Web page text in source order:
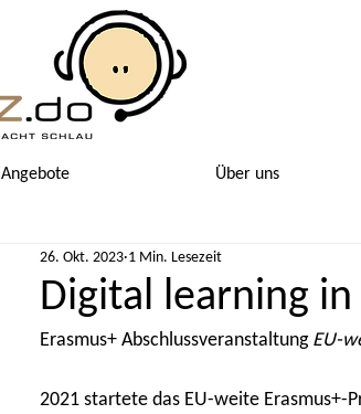
Angebote Über uns
Digital learning
26. Okt. 2023 1 Min. Lesezeit
Erasmus+ Abschlussveranstaltung EU-
2021 startete das EU-weite Erasmus+-